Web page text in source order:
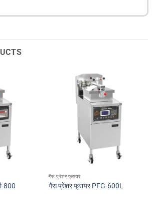
800
गैस प्रेशर फ्रायर
गैस प्रेशर फ्रायर PFG-600L